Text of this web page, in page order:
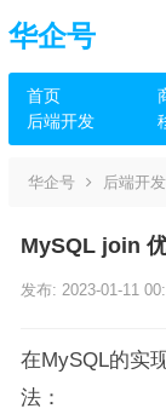
华企号
首页
后端开发
华企号 后端开发
MySQL join
发布: 2023-01-11
在MySQL的实
法：